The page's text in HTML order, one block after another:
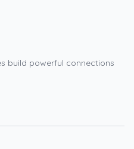
build powerful connections